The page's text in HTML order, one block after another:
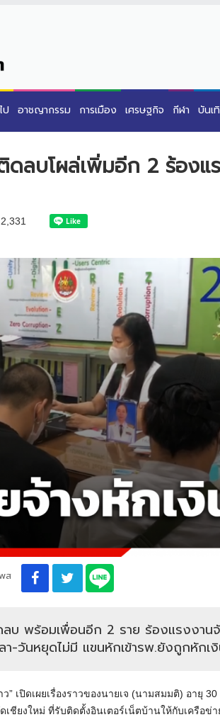
ป อาชญากรรม การเมือง เศรษฐกิจ กีฬา บันเ
ดลบโผล่เพิ่มอีก 2 ร้องแ
ส
บ พร้อมเพื่อนอีก 2 ราย ร้องแรงงาน
า-วันหยุดไม่มี แขนหักเข้ารพ.ยังถูกหักเ
เปิดเผยเรื่องราวของนายเจ (นามสมมติ) อายุ
ชียงใหม่ ที่รับติดตั้งอินเตอร์เน็ตบ้านให้กับเครือข่า